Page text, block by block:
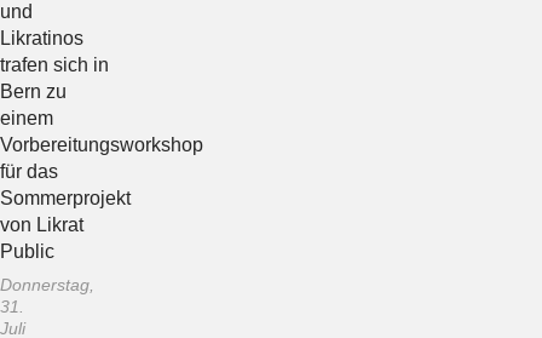
und
Likratinos
trafen sich in
Bern zu
einem
Vorbereitungsworkshop
für das
Sommerprojekt
von Likrat
Public
Donnerstag,
31.
Juli